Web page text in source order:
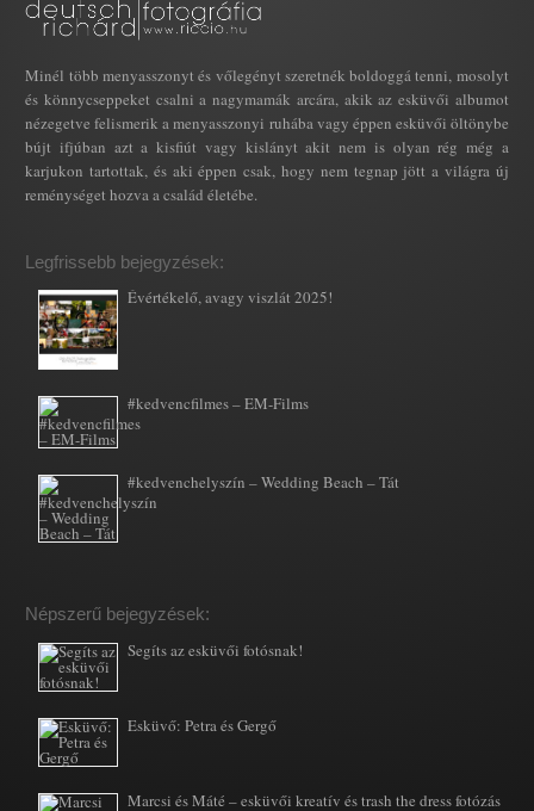
Minél több menyasszonyt és vőlegényt szeretnék boldoggá tenni, mosolyt
és könnycseppeket csalni a nagymamák arcára, akik az esküvői albumot
nézegetve felismerik a menyasszonyi ruhába vagy éppen esküvői öltönybe
bújt ifjúban azt a kisfiút vagy kislányt akit nem is olyan rég még a
karjukon tartottak, és aki éppen csak, hogy nem tegnap jött a világra új
reménységet hozva a család életébe.
Legfrissebb bejegyzések:
Évértékelő, avagy viszlát 2025!
#kedvencfilmes – EM-Films
#kedvenchelyszín – Wedding Beach – Tát
Népszerű bejegyzések:
Segíts az esküvői fotósnak!
Esküvő: Petra és Gergő
Marcsi és Máté – esküvői kreatív és trash the dress fotózás